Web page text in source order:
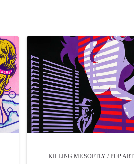
KILLING ME SOFTLY / POP ART